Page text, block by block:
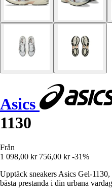
Asics
1130
Från
1 098,00 kr 756,00 kr -31%
Upptäck sneakers Asics Gel-
bästa prestanda i din urbana